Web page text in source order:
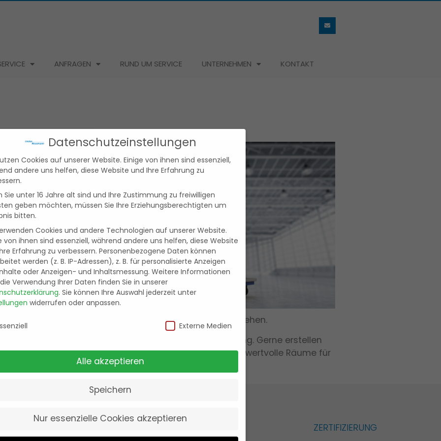
ANFRAGEN RUND UM SERVICE UNTERNEHMEN KONTAKT
für
Platz.
direkt im
Größen
nicht wertvolle Räume für totes archivgut verloren gehen.
pro 5 cbm / pro Monat zuzügl. MwSt. inkl. Versicherung. Gerne erstellen
, Registraturen- und Archiveinlagerungen, damit nicht wertvolle Räume für
DIREKTKONTAKT ZERTIFIZIERUNG
Datenschutzeinstellungen
Cookies auf unserer Website. Einige von ihnen sind essenziell,
andere uns helfen, diese Website und Ihre Erfahrung zu
Sie unter 16 Jahre alt sind und Ihre Zustimmung zu freiwilligen
geben möchten, müssen Sie Ihre Erziehungsberechtigten um
bitten.
Cookies und andere Technologien auf unserer Website.
von ihnen sind essenziell, während andere uns helfen, diese Website
Erfahrung zu verbessern. Personenbezogene Daten können
werden (z. B. IP-Adressen), z. B. für personalisierte Anzeigen
oder Anzeigen- und Inhaltsmessung. Weitere Informationen
Verwendung Ihrer Daten finden Sie in unserer
. Sie können Ihre Auswahl jederzeit unter
widerrufen oder anpassen.
Externe Medien
Alle akzeptieren
Speichern
Nur essenzielle Cookies akzeptieren